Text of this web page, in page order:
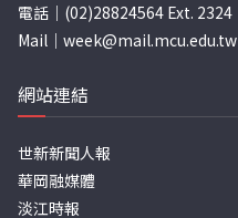
電話｜(02)28824564 Ext. 2324
Mail｜ week@mail.mcu.edu.tw
網站連結
世新新聞人報
華岡融媒體
淡江時報